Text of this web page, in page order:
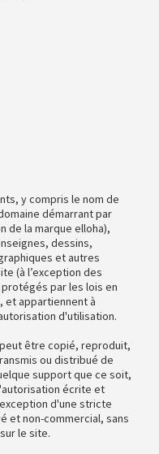
y compris le nom de
démarrant par
de la marque elloha),
dessins,
et autres
(à l’exception des
par les lois en
et appartiennent à
d'utilisation.
être copié, reproduit,
ou distribué de
support que ce soit,
écrite et
d'une stricte
et non-commercial, sans
le site.